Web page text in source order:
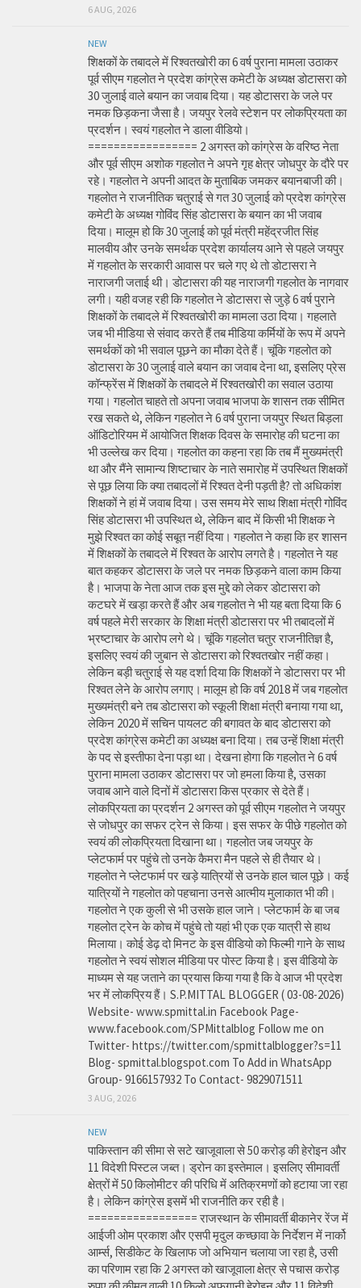
6 AUG, 2026
NEW
शिक्षकों के तबादले में रिश्वतखोरी का 6 वर्ष पुराना मामला उठाकर
पूर्व सीएम गहलोत ने प्रदेश कांग्रेस कमेटी के अध्यक्ष डोटासरा को
30 जुलाई वाले बयान का जवाब दिया। यह डोटासरा के जले पर
नमक छिड़कना जैसा है। जयपुर रेलवे स्टेशन पर लोकप्रियता का
प्रदर्शन। स्वयं गहलोत ने डाला वीडियो।
================= 2 अगस्त को कांग्रेस के वरिष्ठ नेता
और पूर्व सीएम अशोक गहलोत ने अपने गृह क्षेत्र जोधपुर के दौरे पर
रहे। गहलोत ने अपनी आदत के मुताबिक जमकर बयानबाजी की।
गहलोत ने राजनीतिक चतुराई से गत 30 जुलाई को प्रदेश कांग्रेस
कमेटी के अध्यक्ष गोविंद सिंह डोटासरा के बयान का भी जवाब
दिया। मालूम हो कि 30 जुलाई को पूर्व मंत्री महेंद्रजीत सिंह
मालवीय और उनके समर्थक प्रदेश कार्यालय आने से पहले जयपुर
में गहलोत के सरकारी आवास पर चले गए थे तो डोटासरा ने
नाराजगी जताई थी। डोटासरा की यह नाराजगी गहलोत के नागवार
लगी। यही वजह रही कि गहलोत ने डोटासरा से जुड़े 6 वर्ष पुराने
शिक्षकों के तबादले में रिश्वतखोरी का मामला उठा दिया। गहलाते
जब भी मीडिया से संवाद करते हैं तब मीडिया कर्मियों के रूप में अपने
समर्थकों को भी सवाल पूछने का मौका देते हैं। चूंकि गहलोत को
डोटासरा के 30 जुलाई वाले बयान का जवाब देना था, इसलिए प्रेस
कॉन्फ्रेंस में शिक्षकों के तबादले में रिश्वतखोरी का सवाल उठाया
गया। गहलोत चाहते तो अपना जवाब भाजपा के शासन तक सीमित
रख सकते थे, लेकिन गहलोत ने 6 वर्ष पुराना जयपुर स्थित बिड़ला
ऑडिटोरियम में आयोजित शिक्षक दिवस के समारोह की घटना का
भी उल्लेख कर दिया। गहलोत का कहना रहा कि तब मैं मुख्यमंत्री
था और मैंने सामान्य शिष्टाचार के नाते समारोह में उपस्थित शिक्षकों
से पूछ लिया कि क्या तबादलों में रिश्वत देनी पड़ती है? तो अधिकांश
शिक्षकों ने हां में जवाब दिया। उस समय मेरे साथ शिक्षा मंत्री गोविंद
सिंह डोटासरा भी उपस्थित थे, लेकिन बाद में किसी भी शिक्षक ने
मुझे रिश्वत का कोई सबूत नहीं दिया। गहलोत ने कहा कि हर शासन
में शिक्षकों के तबादले में रिश्वत के आरोप लगते है। गहलोत ने यह
बात कहकर डोटासरा के जले पर नमक छिड़कने वाला काम किया
है। भाजपा के नेता आज तक इस मुद्दे को लेकर डोटासरा को
कटघरे में खड़ा करते हैं और अब गहलोत ने भी यह बता दिया कि 6
वर्ष पहले मेरी सरकार के शिक्षा मंत्री डोटासरा पर भी तबादलों में
भ्रष्टाचार के आरोप लगे थे। चूंकि गहलोत चतुर राजनीतिज्ञ है,
इसलिए स्वयं की जुबान से डोटासरा को रिश्वतखोर नहीं कहा।
लेकिन बड़ी चतुराई से यह दर्शा दिया कि शिक्षकों ने डोटासरा पर भी
रिश्वत लेने के आरोप लगाए। मालूम हो कि वर्ष 2018 में जब गहलोत
मुख्यमंत्री बने तब डोटासरा को स्कूली शिक्षा मंत्री बनाया गया था,
लेकिन 2020 में सचिन पायलट की बगावत के बाद डोटासरा को
प्रदेश कांग्रेस कमेटी का अध्यक्ष बना दिया। तब उन्हें शिक्षा मंत्री
के पद से इस्तीफा देना पड़ा था। देखना होगा कि गहलोत ने 6 वर्ष
पुराना मामला उठाकर डोटासरा पर जो हमला किया है, उसका
जवाब आने वाले दिनों में डोटासरा किस प्रकार से देते हैं।
लोकप्रियता का प्रदर्शन 2 अगस्त को पूर्व सीएम गहलोत ने जयपुर
से जोधपुर का सफर ट्रेन से किया। इस सफर के पीछे गहलोत को
स्वयं की लोकप्रियता दिखाना था। गहलोत जब जयपुर के
प्लेटफार्म पर पहुंचे तो उनके कैमरा मैन पहले से ही तैयार थे।
गहलोत ने प्लेटफार्म पर खड़े यात्रियों से उनके हाल चाल पूछे। कई
यात्रियों ने गहलोत को पहचाना उनसे आत्मीय मुलाकात भी की।
गहलोत ने एक कुली से भी उसके हाल जाने। प्लेटफार्म के बा जब
गहलोत ट्रेन के कोच में पहुंचे तो यहां भी एक एक यात्री से हाथ
मिलाया। कोई डेढ़ दो मिनट के इस वीडियो को फिल्मी गाने के साथ
गहलोत ने स्वयं सोशल मीडिया पर पोस्ट किया है। इस वीडियो के
माध्यम से यह जताने का प्रयास किया गया है कि वे आज भी प्रदेश
भर में लोकप्रिय हैं। S.P.MITTAL BLOGGER ( 03-08-2026)
Website- www.spmittal.in Facebook Page-
www.facebook.com/SPMittalblog Follow me on
Twitter- https://twitter.com/spmittalblogger?s=11
Blog- spmittal.blogspot.com To Add in WhatsApp
Group- 9166157932 To Contact- 9829071511
3 AUG, 2026
NEW
पाकिस्तान की सीमा से सटे खाजूवाला से 50 करोड़ की हेरोइन और
11 विदेशी पिस्टल जब्त। ड्रोन का इस्तेमाल। इसलिए सीमावर्ती
क्षेत्रों में 50 किलोमीटर की परिधि में अतिक्रमणों को हटाया जा रहा
है। लेकिन कांग्रेस इसमें भी राजनीति कर रही है।
================= राजस्थान के सीमावर्ती बीकानेर रेंज में
आईजी ओम प्रकाश और एसपी मृदुल कच्छावा के निर्देशन में नार्को
आर्म्स, सिडीकेट के खिलाफ जो अभियान चलाया जा रहा है, उसी
का परिणाम रहा कि 2 अगस्त को खाजूवाला क्षेत्र से पचास करोड़